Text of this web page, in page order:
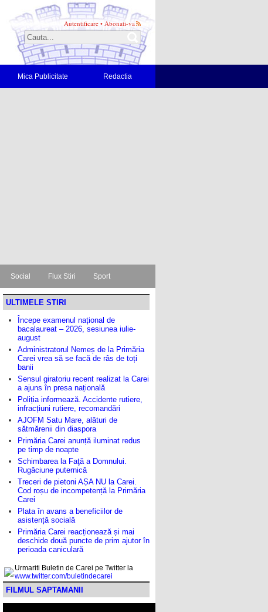
Autentificare • Abonati-va
Mica Publicitate Redactia
Social Flux Stiri Sport
ULTIMELE STIRI
Începe examenul național de
bacalaureat – 2026, sesiunea iulie-
august
Administratorul Nemeș de la Primăria
Carei vrea să se facă de râs de toți
banii
Sensul giratoriu recent realizat la Carei
a ajuns în presa națională
Poliția informează. Accidente rutiere,
infracțiuni rutiere, recomandări
AJOFM Satu Mare, alături de
sătmărenii din diaspora
Primăria Carei anunță iluminat redus
pe timp de noapte
Schimbarea la Faţă a Domnului.
Rugăciune puternică
Treceri de pietoni AȘA NU la Carei.
Cod roșu de incompetență la Primăria
Carei
Plata în avans a beneficiilor de
asistență socială
Primăria Carei reacționează și mai
deschide două puncte de prim ajutor în
perioada caniculară
Urmariti Buletin de Carei pe Twitter la
www.twitter.com/buletindecarei
FILMUL SAPTAMANII